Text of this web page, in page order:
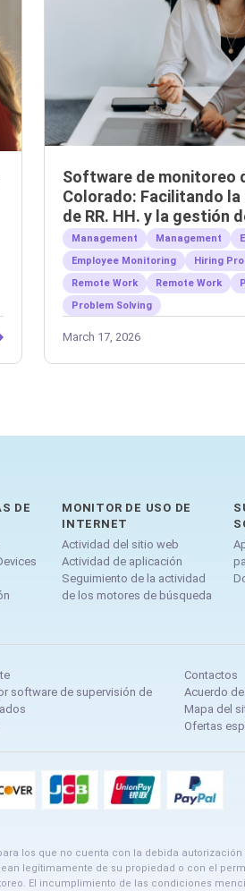
Software de monitoreo
Colorado: Facilitando
de RR. HH. y la gestión
remotos.
Management Management
Employee Monitoring
Hiring
Remote Work
Remote Work
Problem Solving
March 17, 2026
DE
MONITOR DE USO DE
INTERNET
Actividad del sitio web
Actividad de aplicación
Seguimiento de la actividad
de los motores de búsqueda
software de supervisión de
Contactos
Acuerdo
Mapa del
Ofertas
los que no cuenta con la debida
legítimamente de su propiedad o con el
El incumplimiento de las condiciones